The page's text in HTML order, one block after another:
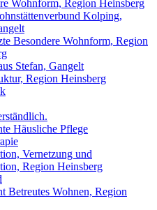
Wohnform, Region Heinsberg
Kolping,
Besondere Wohnform, Region
Stefan, Gangelt
Region Heinsberg
Häusliche Pflege
Vernetzung und
Region Heinsberg
Betreutes Wohnen, Region